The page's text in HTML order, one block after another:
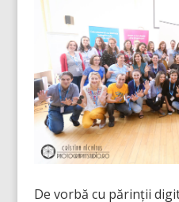
De vorbă cu părinții